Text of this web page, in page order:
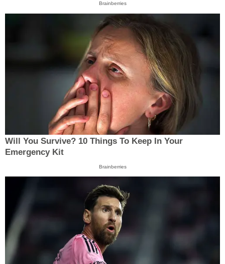
Brainberries
Will You Survive? 10 Things To Keep In Your
Emergency Kit
Brainberries